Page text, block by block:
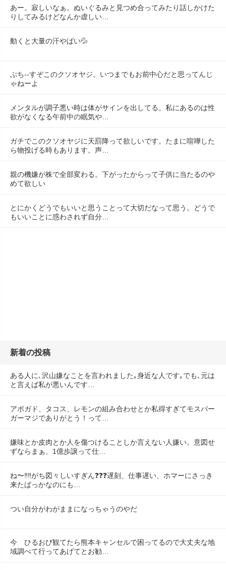
あー。寂しいなぁ。ぬいぐるみと見つめ合ってみたり話しかけた
りしてみるけどなんか虚しい…
動くと大量の汗やばい💦
ぶち--すぞこのクソオヤジ。いつまでもお前中心だと思ってんじ
ゃねーよ
メンタルが調子悪い時は体がサインを出してる。私にあるのは性
欲がなくなる午前中の眠気や…
ガチでこのクソオヤジに天罰降って欲しいです。たまに喧嘩した
ら物投げる時もあります。声…
親の機嫌が株で全部変わる。下がったからって子供に当たるのや
めて欲しい
とにかくどうでもいいと思うことって大切だなって思う。どうで
もいいことに惑わされず自分…
新着の投稿
ある人に､沢山嫌なことを言われました｡身近な人です｡でも､元は
と言えば私が悪いんです…
アボガド、タコス、レモンの組み合わせとか私得すぎてモスバー
ガーマジでありがとう！って…
嫌味とか皮肉とか人を傷つけることしか言えない人嫌い。意図せ
ずならまぁ、1億歩譲って仕…
ね〜‼️‼️がち図々しいすぎん❓❓❓遅刻、仕事遅い、ホマーにさっき
来たばっかなのにも…
つい自分がわがままになっちゃうのやだ
今　ひるおび観てたら熊本キャンセルで困ってるので大丈夫な地
域調べて行ってあげてとお勧…